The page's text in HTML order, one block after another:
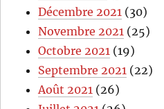
Décembre 2021 (30)
Novembre 2021 (25)
Octobre 2021 (19)
Septembre 2021 (22)
Août 2021 (26)